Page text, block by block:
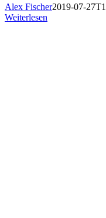
Alex Fischer2019-07-
Weiterlesen